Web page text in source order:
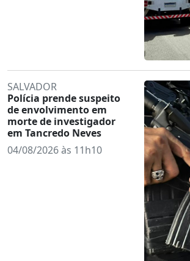
SALVADOR
Polícia prende suspeito
de envolvimento em
morte de investigador
em Tancredo Neves
04/08/2026 às 11h10